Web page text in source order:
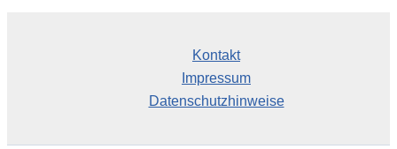
Kontakt
Impressum
Datenschutzhinweise